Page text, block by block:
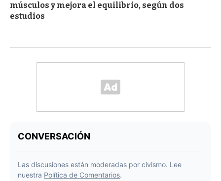
músculos y mejora el equilibrio, según dos
estudios